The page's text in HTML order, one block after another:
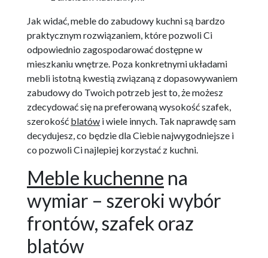
Jak widać, meble do zabudowy kuchni są bardzo
praktycznym rozwiązaniem, które pozwoli Ci
odpowiednio zagospodarować dostępne w
mieszkaniu wnętrze. Poza konkretnymi układami
mebli istotną kwestią związaną z dopasowywaniem
zabudowy do Twoich potrzeb jest to, że możesz
zdecydować się na preferowaną wysokość szafek,
szerokość blatów i wiele innych. Tak naprawdę sam
decydujesz, co będzie dla Ciebie najwygodniejsze i
co pozwoli Ci najlepiej korzystać z kuchni.
Meble kuchenne na
wymiar – szeroki wybór
frontów, szafek oraz
blatów